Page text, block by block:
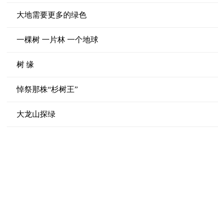
大地需要更多的绿色
一棵树 一片林 一个地球
树 缘
悼祭那株“杉树王”
大龙山探绿